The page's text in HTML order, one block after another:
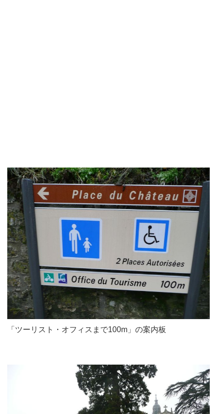
「ツーリスト・オフィスまで100m」の案内板